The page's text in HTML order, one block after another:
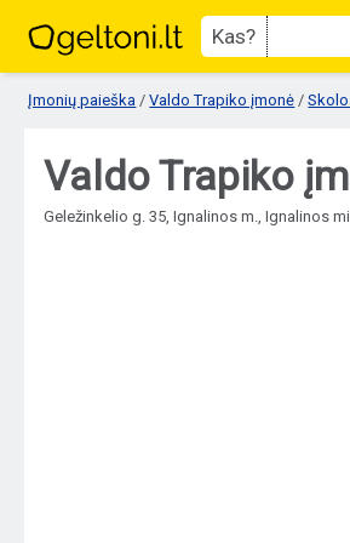
Kas?
Įmonių paieška /Valdo Trapiko įmonė /
Valdo Trapiko
Geležinkelio g. 35, Ignalinos m., Ignalinos